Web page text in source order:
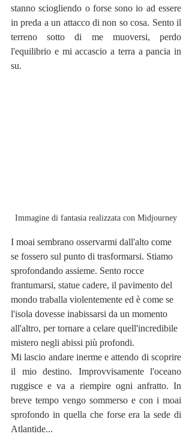
stanno sciogliendo o forse sono io ad essere
in preda a un attacco di non so cosa. Sento il
terreno sotto di me muoversi, perdo
l'equilibrio e mi accascio a terra a pancia in
su.
Immagine di fantasia realizzata con Midjourney
I moai sembrano osservarmi dall'alto come
se fossero sul punto di trasformarsi. Stiamo
sprofondando assieme. Sento rocce
frantumarsi, statue cadere, il pavimento del
mondo traballa violentemente ed è come se
l'isola dovesse inabissarsi da un momento
all'altro, per tornare a celare quell'incredibile
mistero negli abissi più profondi.
Mi lascio andare inerme e attendo di scoprire
il mio destino. Improvvisamente l'oceano
ruggisce e va a riempire ogni anfratto. In
breve tempo vengo sommerso e con i moai
sprofondo in quella che forse era la sede di
Atlantide...